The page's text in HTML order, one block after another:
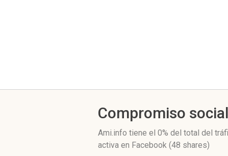
Compromiso social
Ami.info tiene el 0% del total del
activa en Facebook (48 shares)